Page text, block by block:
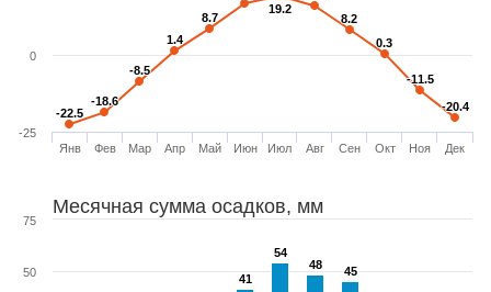
-22.5
-22.5
-18.6
-18.6
-8.5
-8.5
1.4
1.4
8.7
8.7
19.2
19.2
8.2
8.2
0.3
0.3
-11.5
-11.5
-20.4
-20.4
Янв Фев Мар Апр Май Июн Июл Авг Сен Окт Ноя Дек
-25
0
Месячная сумма осадков, мм
41
41
54
54
48
48 45
45
50
75